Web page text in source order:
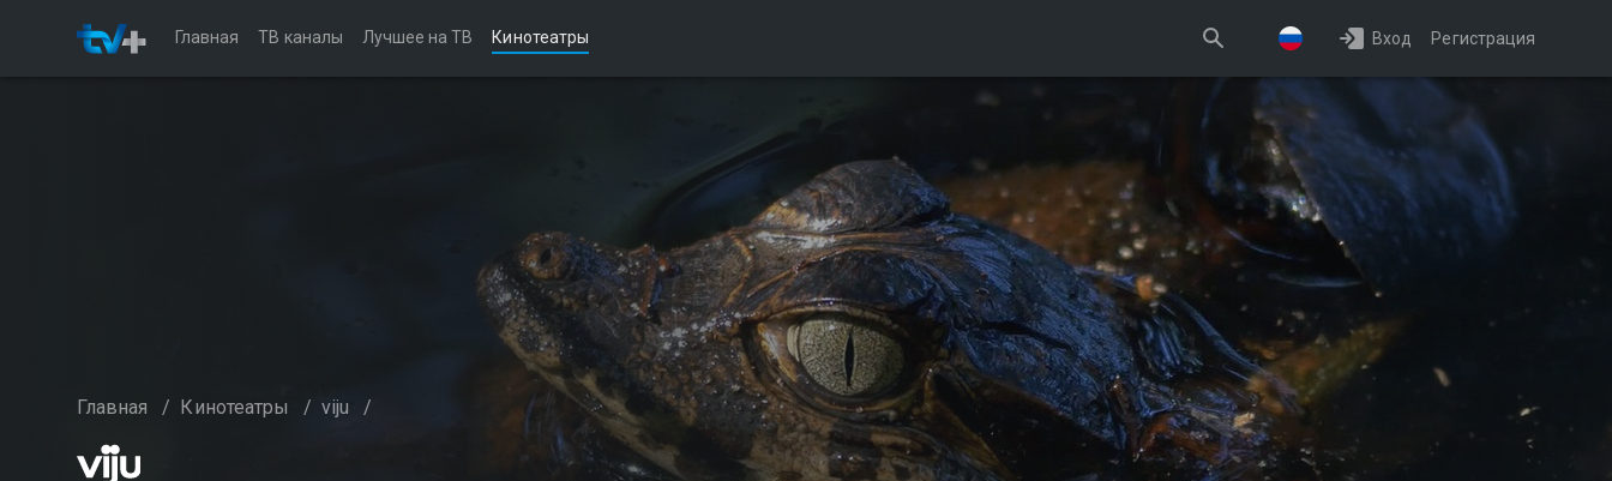
Главная ТВ каналы Лучшее на ТВ Кинотеатры Вход Регистрация
Главная / Кинотеатры / viju /